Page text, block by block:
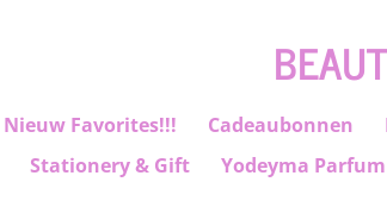
Nieuw Favorites!!! Cadeaubonnen
Stationery & Gift Yodeyma Parfum